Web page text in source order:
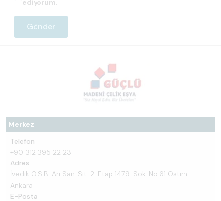
Merkez
Telefon
+90 312 395 22 23
Adres
İvedik O.S.B. Arı San. Sit. 2. Etap 1479. Sok. No:61 Ostim
Ankara
E-Posta
ediyorum.